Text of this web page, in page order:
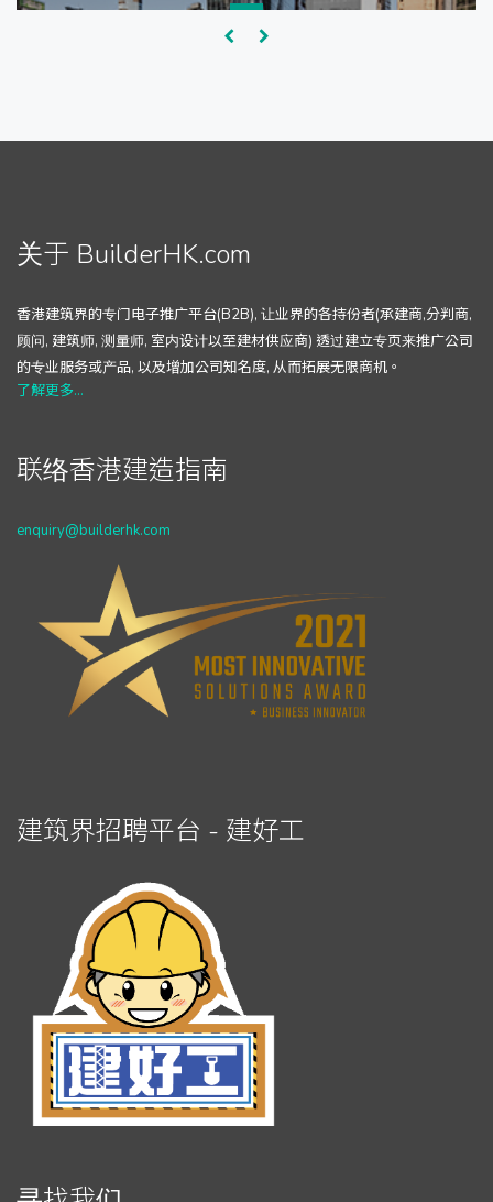
关于 BuilderHK.com
香港建筑界的专门电子推广平台(B2B), 让业界的各持份者(承建商,分判商,
顾问, 建筑师, 测量师, 室内设计以至建材供应商) 透过建立专页来推广公司
的专业服务或产品, 以及增加公司知名度, 从而拓展无限商机。
了解更多...
联络香港建造指南
enquiry@builderhk.com
建筑界招聘平台 - 建好工